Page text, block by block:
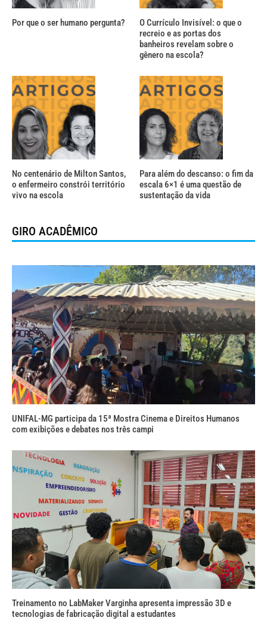
Por que o ser humano pergunta?
O Currículo Invisível: o que o
recreio e as portas dos
banheiros revelam sobre o
gênero na escola?
No centenário de Milton Santos,
o enfermeiro constrói território
vivo na escola
Para além do descanso: o fim da
escala 6×1 é uma questão de
sustentação da vida
GIRO ACADÊMICO
UNIFAL-MG participa da 15ª Mostra Cinema e Direitos Humanos
com exibições e debates nos três campi
Treinamento no LabMaker Varginha apresenta impressão 3D e
tecnologias de fabricação digital a estudantes